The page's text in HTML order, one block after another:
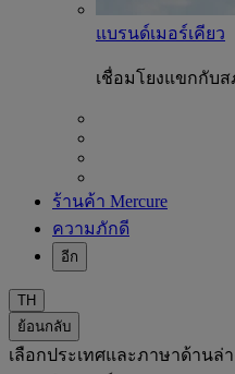
แบรนด์เมอร์เคียว
เชื่อมโยงแขกกับ
ร้านค้า Mercure
ความภักดี
อีก
TH
ย้อนกลับ
เลือกประเทศและภาษาด้านล่า